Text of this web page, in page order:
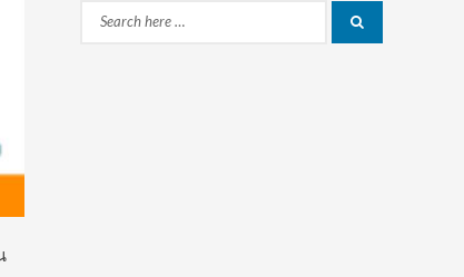
Search